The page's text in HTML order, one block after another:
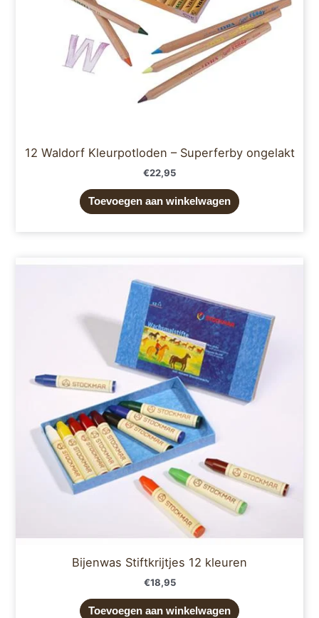
12 Waldorf Kleurpotloden – Superferby ongelakt
€22,95
Toevoegen aan winkelwagen
Bijenwas Stiftkrijtjes 12 kleuren
€18,95
Toevoegen aan winkelwagen